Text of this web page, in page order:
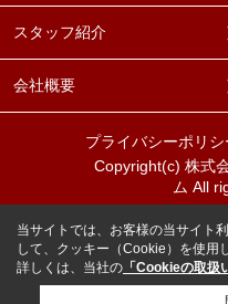
スタッフ紹介
会社概要
プライバシーポリシ
Copyright(c) 株式
ム All
当サイトでは、お客様の当サイト
して、クッキー（Cookie）を使用
詳しくは、当社の 「Cookieの取扱